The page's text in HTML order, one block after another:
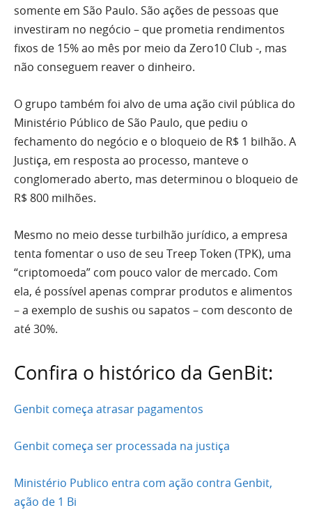
somente em São Paulo. São ações de pessoas que
investiram no negócio – que prometia rendimentos
fixos de 15% ao mês por meio da Zero10 Club -, mas
não conseguem reaver o dinheiro.
O grupo também foi alvo de uma ação civil pública do
Ministério Público de São Paulo, que pediu o
fechamento do negócio e o bloqueio de R$ 1 bilhão. A
Justiça, em resposta ao processo, manteve o
conglomerado aberto, mas determinou o bloqueio de
R$ 800 milhões.
Mesmo no meio desse turbilhão jurídico, a empresa
tenta fomentar o uso de seu Treep Token (TPK), uma
“criptomoeda” com pouco valor de mercado. Com
ela, é possível apenas comprar produtos e alimentos
– a exemplo de sushis ou sapatos – com desconto de
até 30%.
Confira o histórico da GenBit:
Genbit começa atrasar pagamentos
Genbit começa ser processada na justiça
Ministério Publico entra com ação contra Genbit,
ação de 1 Bi